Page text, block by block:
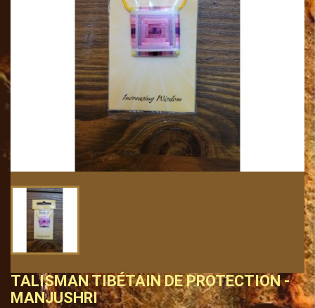
TALISMAN TIBÉTAIN DE PROTECTION -
MANJUSHRI